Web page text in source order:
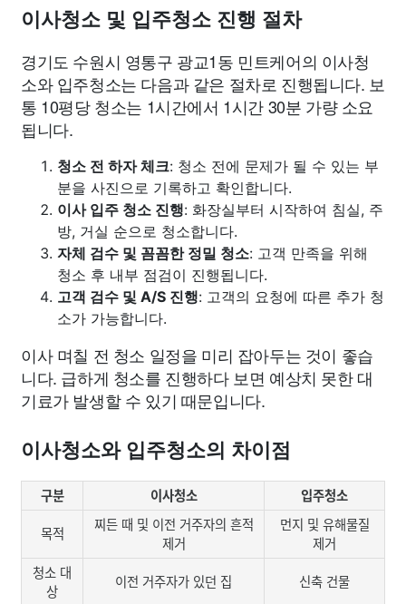
이사청소 및 입주청소 진행 절차
경기도 수원시 영통구 광교1동 민트케어의 이사청
소와 입주청소는 다음과 같은 절차로 진행됩니다. 보
통 10평당 청소는 1시간에서 1시간 30분 가량 소요
됩니다.
청소 전 하자 체크: 청소 전에 문제가 될 수 있는 부
분을 사진으로 기록하고 확인합니다.
이사 입주 청소 진행: 화장실부터 시작하여 침실, 주
방, 거실 순으로 청소합니다.
자체 검수 및 꼼꼼한 정밀 청소: 고객 만족을 위해
청소 후 내부 점검이 진행됩니다.
고객 검수 및 A/S 진행: 고객의 요청에 따른 추가 청
소가 가능합니다.
이사 며칠 전 청소 일정을 미리 잡아두는 것이 좋습
니다. 급하게 청소를 진행하다 보면 예상치 못한 대
기료가 발생할 수 있기 때문입니다.
이사청소와 입주청소의 차이점
구분 이사청소 입주청소
목적
찌든 때 및 이전 거주자의 흔적
제거
먼지 및 유해물질
제거
청소 대
상
이전 거주자가 있던 집 신축 건물